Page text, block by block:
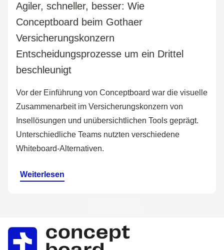
Agiler, schneller, besser: Wie
Conceptboard beim Gothaer
Versicherungskonzern
Entscheidungsprozesse um ein Drittel
beschleunigt
Vor der Einführung von Conceptboard war die visuelle
Zusammenarbeit im Versicherungskonzern von
Insellösungen und unübersichtlichen Tools geprägt.
Unterschiedliche Teams nutzten verschiedene
Whiteboard-Alternativen.
Weiterlesen